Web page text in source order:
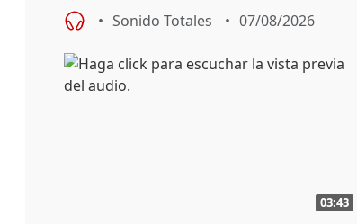
defiende "estabilidad" del pacto con
Vox
Sonido Totales 07/08/2026
03:43